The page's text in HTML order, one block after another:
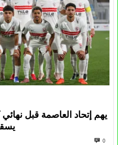
يهم إتحاد العاصمة قبل
0